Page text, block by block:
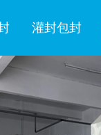
灌封包封